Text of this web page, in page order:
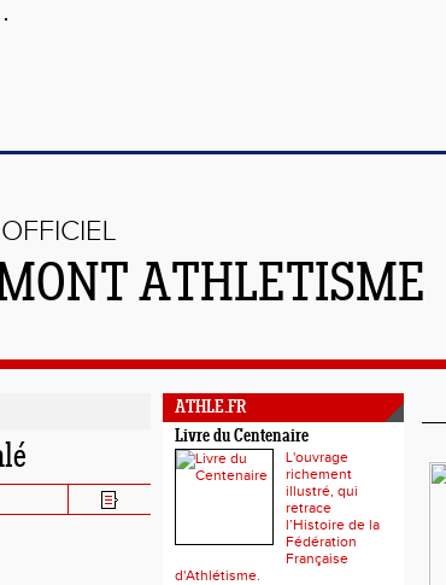
ATHLETISME
ATHLE.FR
Livre du Centenaire
L'ouvrage
richement
illustré, qui
retrace
l’Histoire de la
Fédération
Française
d'Athlétisme.